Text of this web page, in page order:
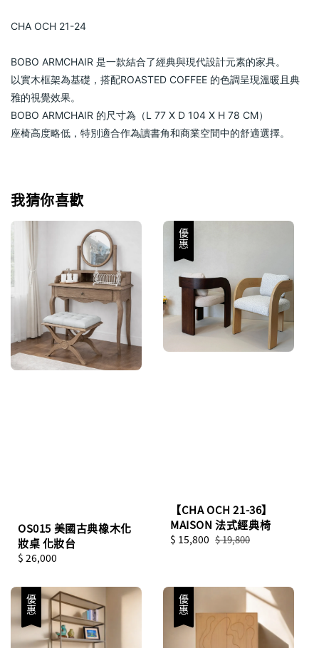
CHA OCH 21-24
BOBO ARMCHAIR 是一款結合了經典與現代設計元素的家具。
以實木框架為基礎，搭配ROASTED COFFEE 的色調呈現溫暖且典
雅的視覺效果。
BOBO ARMCHAIR 的尺寸為（L 77 X D 104 X H 78 CM）
座椅高度略低，特別適合作為讀書角和商業空間中的舒適選擇。
我猜你喜歡
OS015 美國古典橡木化
妝桌 化妝台
Regular
$ 26,000
優惠
【CHA OCH 21-36】
MAISON 法式經典椅
Sale
$ 15,800 Regular
$ 19,800
優惠 優惠